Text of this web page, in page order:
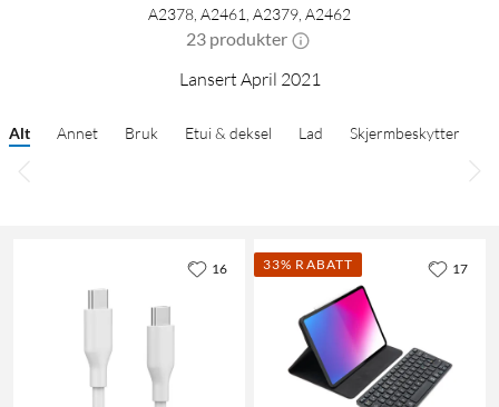
A2378, A2461, A2379, A2462
23 produkter
Lansert April 2021
Alt Annet Bruk Etui & deksel Lad Skjermbeskytter
16 33% RABATT 17